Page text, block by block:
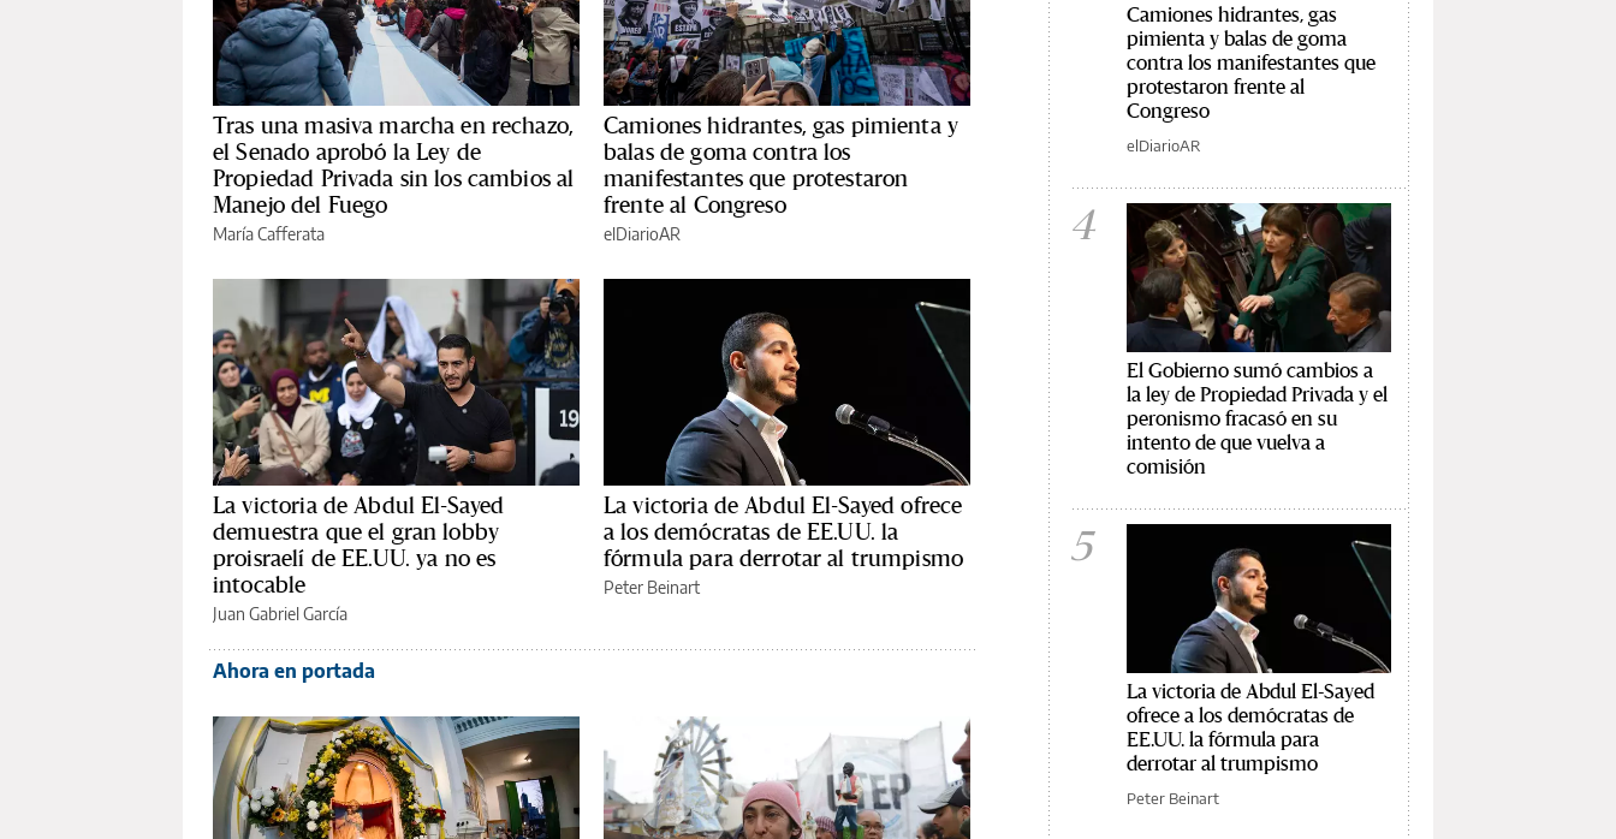
Tras una masiva marcha en rechazo,
el Senado aprobó la Ley de
Propiedad Privada sin los cambios al
Manejo del Fuego
María Cafferata
Camiones hidrantes, gas pimienta y
balas de goma contra los
manifestantes que protestaron
frente al Congreso
elDiarioAR
La victoria de Abdul El-Sayed
demuestra que el gran lobby
proisraelí de EE.UU. ya no es
intocable
Juan Gabriel García
La victoria de Abdul El-Sayed ofrece
a los demócratas de EE.UU. la
fórmula para derrotar al trumpismo
Peter Beinart
Ahora en portada
Camiones hidrantes, gas
pimienta y balas de goma
contra los manifestantes que
protestaron frente al
Congreso
elDiarioAR
4
El Gobierno sumó cambios a
la ley de Propiedad Privada y el
peronismo fracasó en su
intento de que vuelva a
comisión
5
La victoria de Abdul El-Sayed
ofrece a los demócratas de
EE.UU. la fórmula para
derrotar al trumpismo
Peter Beinart